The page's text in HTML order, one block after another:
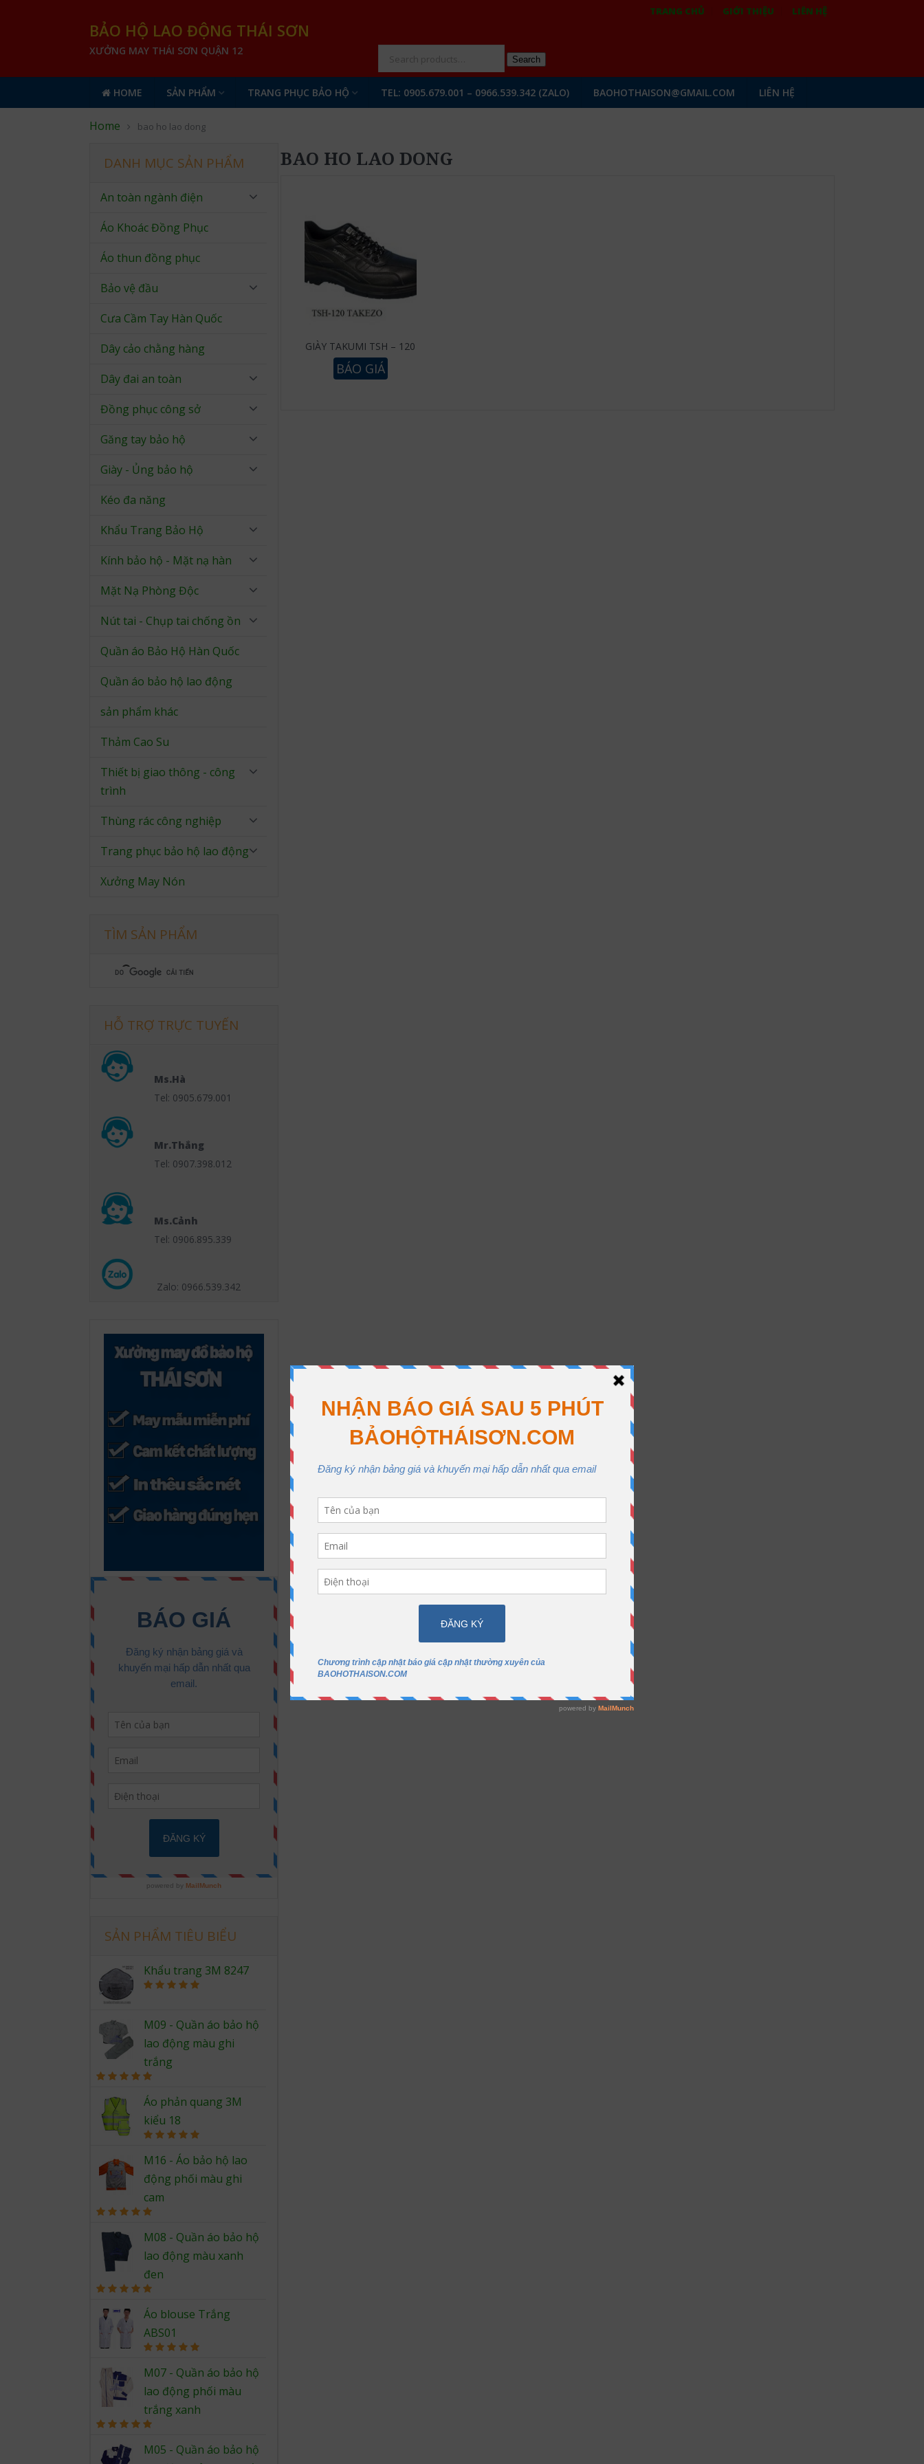
TRANG CHỦ GIỚI THIỆU LIÊN HỆ
BẢO HỘ LAO ĐỘNG THÁI SƠN
XƯỞNG MAY THÁI SƠN QUẬN 12
Search
HOME SẢN PHẨM TRANG PHỤC BẢO HỘ TEL: 0905.679.001 – 0966.539.342 (ZALO) BAOHOTHAISON@GMAIL.COM LIÊN HỆ
Home bao ho lao dong
BAO HO LAO DONG
GIÀY TAKUMI TSH – 120
BÁO GIÁ
DANH MỤC SẢN PHẨM
An toàn ngành điện
Áo Khoác Đồng Phục
Áo thun đồng phục
Bảo vệ đầu
Cưa Cầm Tay Hàn Quốc
Dây cảo chằng hàng
Dây đai an toàn
Đồng phục công sở
Găng tay bảo hộ
Giày - Ủng bảo hộ
Kéo đa năng
Khẩu Trang Bảo Hộ
Kính bảo hộ - Mặt nạ hàn
Mặt Nạ Phòng Độc
Nút tai - Chụp tai chống ồn
Quần áo Bảo Hộ Hàn Quốc
Quần áo bảo hộ lao động
sản phẩm khác
Thảm Cao Su
Thiết bị giao thông - công
trình
Thùng rác công nghiệp
Trang phục bảo hộ lao động
Xưởng May Nón
TÌM SẢN PHẨM
HỖ TRỢ TRỰC TUYẾN
Ms.Hà
Tel: 0905.679.001
Mr.Thắng
Tel: 0907.398.012
Ms.Cảnh
Tel: 0906.895.339
Zalo: 0966.539.342
SẢN PHẨM TIÊU BIỂU
Khẩu trang 3M 8247
M09 - Quần áo bảo hộ
lao động màu ghi
trắng
out of 5
Áo phản quang 3M
kiểu 18
out of 5
M16 - Áo bảo hộ lao
động phối màu ghi
cam
out of 5
M08 - Quần áo bảo hộ
lao động màu xanh
đen
out of 5
Áo blouse Trắng
ABS01
out of 5
M07 - Quần áo bảo hộ
lao động phối màu
trắng xanh
out of 5
M05 - Quần áo bảo hộ